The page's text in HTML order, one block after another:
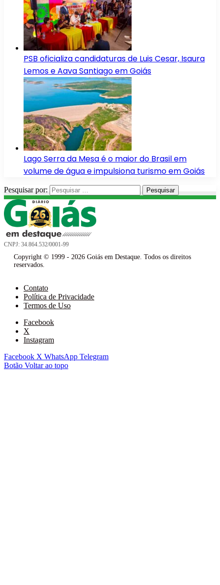
PSB oficializa candidaturas de Luis Cesar, Isaura
Lemos e Aava Santiago em Goiás
Lago Serra da Mesa é o maior do Brasil em
volume de água e impulsiona turismo em Goiás
Pesquisar por:
CNPJ: 34.864.532/0001-99
Copyright © 1999 - 2026 Goiás em Destaque. Todos os direitos
reservados.
Contato
Política de Privacidade
Termos de Uso
Facebook
X
Instagram
Facebook X WhatsApp Telegram
Botão Voltar ao topo